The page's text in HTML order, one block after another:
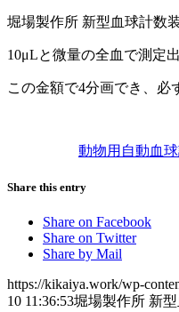
堀場製作所 新型血球計数
10μLと微量の全血で測定
この金額で4分画でき、
動物用自動血
Share this entry
Share on Facebook
Share on Twitter
Share by Mail
https://kikaiya.work/wp-
10 11:36:53堀場製作所 新